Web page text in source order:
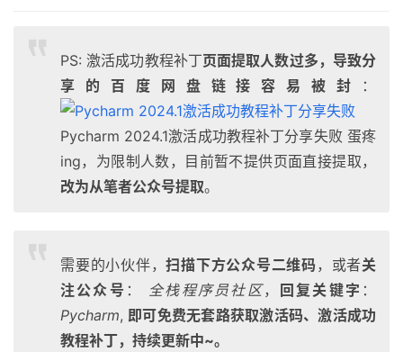
PS: 激活成功教程补丁页面提取人数过多，导致分
享的百度网盘链接容易被封
：
Pycharm 2024.1激活成功教程补丁分享失败蛋疼
ing，为限制人数，目前暂不提供页面直接提取，
改为从笔者公众号提取。
需要的小伙伴，扫描下方公众号二维码 ，或者关
注公众号 ： 全栈程序员社区， 回复关键字 ：
Pycharm, 即可免费无套路获取激活码、激活成功
教程补丁，持续更新中~。